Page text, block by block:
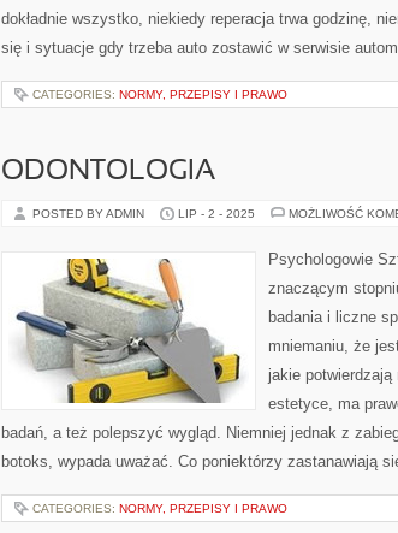
dokładnie wszystko, niekiedy reperacja trwa godzinę,
się i sytuacje gdy trzeba auto zostawić w serwisie
CATEGORIES: NORMY, PRZEPISY I PRAWO
ODONTOLOGIA
POSTED BY ADMIN LIP - 2 - 2025 MOŻLIWOŚĆ
Psychologowie
znaczącym
badania i liczne
mniemaniu, że
jakie potwierdzają
estetyce, ma
badań, a też polepszyć wygląd. Niemniej jednak z
botoks, wypada uważać. Co poniektórzy zastanawiają
CATEGORIES: NORMY, PRZEPISY I PRAWO